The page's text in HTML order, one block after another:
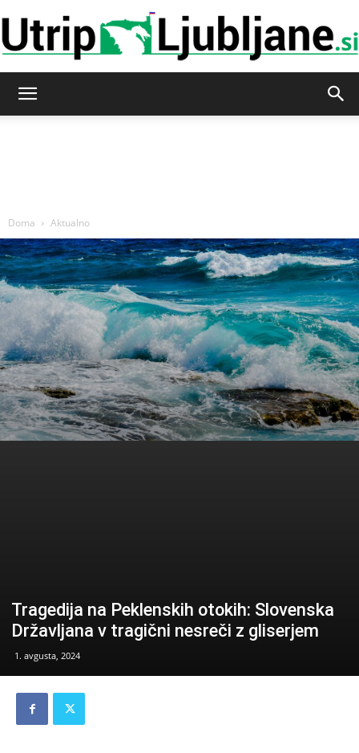
Doma Aktualno
Tragedija na Peklenskih otokih: Slovenska
Državljana v tragični nesreči z gliserjem
1. avgusta, 2024